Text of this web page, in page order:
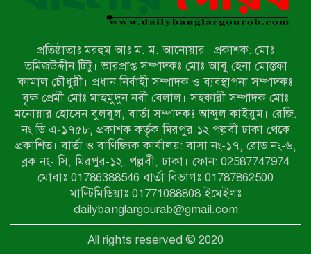
নওগাঁয় সন্ত্রাসী হামলায় বিএনপি নেতা
গুরুতর জখম
টেকনাফের পাহাড়ে র‍্যাবের অভিযান:
অপহৃত ৩ রোহিঙ্গা উদ্ধার, গ্রেপ্তার ১
পোরশায় গণঅভ্যুত্থান দিবসে শহিদ ও
জুলাই যোদ্ধাদের সংবর্ধনা
৩৬ জুলাই মহামুক্তি দিবস: শ্রমজীবী
মানুষের অধিকার রক্ষায় সিরাজগঞ্জে শ্রমিক
অধিকার পরিষদের জোরালো অবস্থান
বাকেরগঞ্জে ইমাম, মোয়াজ্জিন ও
খাদেমদের সাথে এমপি আবুল হোসেনের
প্রতিষ্ঠাতাঃ মরহুম আঃ ম. ম. আনোয়ার। প্রকাশক: মোঃ
তমিজউদ্দীন টিটু। ভারপ্রাপ্ত সম্পাদকঃ মোঃ আবু হেনা মোস্তফা
কামাল চৌধুরী। প্রধান নির্বাহী সম্পাদক ও ব্যবস্থাপনা সম্পাদকঃ
বৃক্ষ প্রেমী মোঃ মাহমুদুন নবী বেলাল। সহকারী সম্পাদক মোঃ
মনোয়ার হোসেন বুলবুল, বার্তা সম্পাদকঃ আব্দুল কাইয়ুম। রেজি.
নং ডি এ-১৭৫৮, প্রকাশক কর্তৃক মিরপুর ১২ পল্লবী ঢাকা থেকে
প্রকাশিত। বার্তা ও বাণিজ্যিক কার্যালয়: বাসা নং-১৭, রোড নং-৬,
ব্লক নং- সি, মিরপুর-১২, পল্লবী, ঢাকা। ফোন: 02587747974
মোবাঃ 01786388546 বার্তা বিভাগঃ 01787862500
মাল্টিমিডিয়াঃ 01771088808 ইমেইলঃ
dailybanglargourab@gmail.com
All rights reserved © 2020